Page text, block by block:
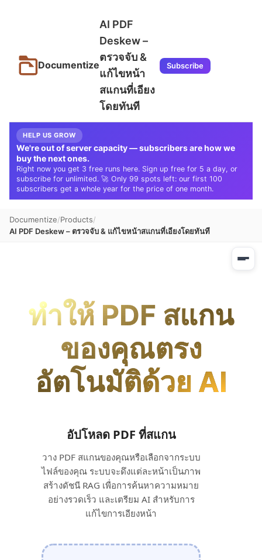
Documentize
AI PDF
Deskew –
ตรวจจับ &
แก้ไขหน้า
สแกนที่เอียง
โดยทันที
Subscribe
HELP US GROW
We're out of server capacity — subscribers are how we
buy the next ones.
Right now you get 3 free runs here. Sign up free for 5 a day, or
subscribe for unlimited. 🚀 Only 99 spots left: our first 100
subscribers get a whole year for the price of one month.
Documentize Products
AI PDF Deskew – ตรวจจับ & แก้ไขหน้าสแกนที่เอียงโดยทันที
ทำให้ PDF สแกน
ของคุณตรง
อัตโนมัติด้วย AI
อัปโหลด PDF ที่สแกน
วาง PDF สแกนของคุณหรือเลือกจากระบบ
ไฟล์ของคุณ ระบบจะดึงแต่ละหน้าเป็นภาพ
สร้างดัชนี RAG เพื่อการค้นหาความหมาย
อย่างรวดเร็ว และเตรียม AI สำหรับการ
แก้ไขการเอียงหน้า